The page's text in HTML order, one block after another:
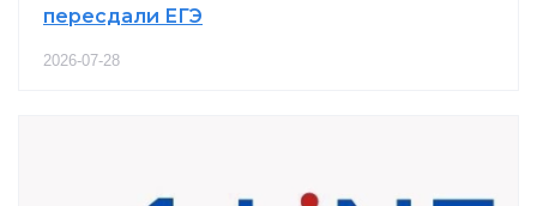
пересдали ЕГЭ
2026-07-28